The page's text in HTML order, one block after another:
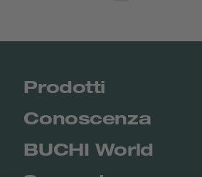
Prodotti
Conoscenza
BUCHI World